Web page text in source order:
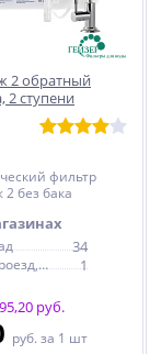
2 обратный
2 ступени
фильтр
2 без бака
34
Электродный проезд, 6с1
1
руб.
руб. за 1 шт